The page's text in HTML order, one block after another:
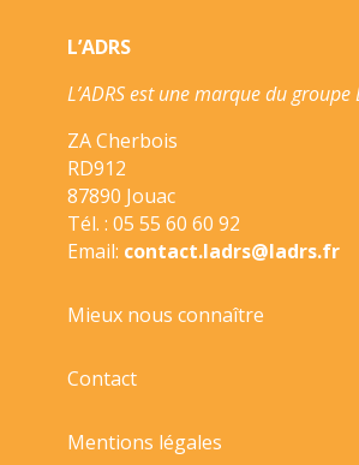
L’ADRS
L’ADRS est une marque du groupe
ZA Cherbois
RD912
87890 Jouac
Tél. : 05 55 60 60 92
Email: contact.ladrs@ladrs.fr
Mieux nous connaître
Contact
Mentions légales